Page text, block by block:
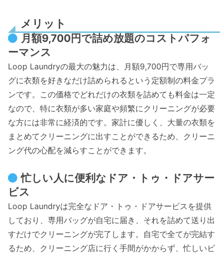
メリット
月額9,700円で詰め放題のコストパフォ
ーマンス
Loop Laundryの最大の魅力は、月額9,700円で専用バッ
グに衣類を好きなだけ詰められるという定額制の料金プラ
ンです。この価格でどれだけの衣類を詰めても料金は一定
なので、特に衣類が多い家庭や頻繁にクリーニングが必要
な方には非常に経済的です。家計に優しく、大量の衣類を
まとめてクリーニングに出すことができるため、クリーニ
ング代の心配を減らすことができます。
忙しい人に便利なドア・トゥ・ドアサー
ビス
Loop Laundryは完全なドア・トゥ・ドアサービスを提供
しており、専用バッグが自宅に届き、それを詰めて送り出
すだけでクリーニングが完了します。自宅で全てが完結す
るため、クリーニング店に行く手間がかからず、忙しいビ